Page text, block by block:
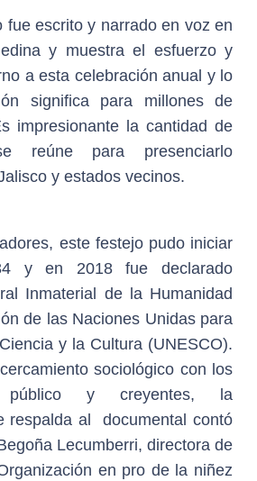
fue escrito y narrado en voz en
y muestra el esfuerzo y
a esta celebración anual y lo
significa para millones de
impresionante la cantidad de
reúne para presenciarlo
y estados vecinos.
este festejo pudo iniciar
y en 2018 fue declarado
Inmaterial de la Humanidad
de las Naciones Unidas para
y la Cultura (UNESCO).
sociológico con los
público y creyentes, la
respalda al documental contó
Lecumberri, directora de
en pro de la niñez